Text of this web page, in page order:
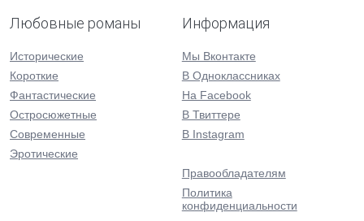
Любовные романы
Исторические
Короткие
Фантастические
Остросюжетные
Современные
Эротические
Информация
Мы Вконтакте
В Одноклассниках
На Facebook
В Твиттере
В Instagram
Правообладателям
Политика
конфиденциальности